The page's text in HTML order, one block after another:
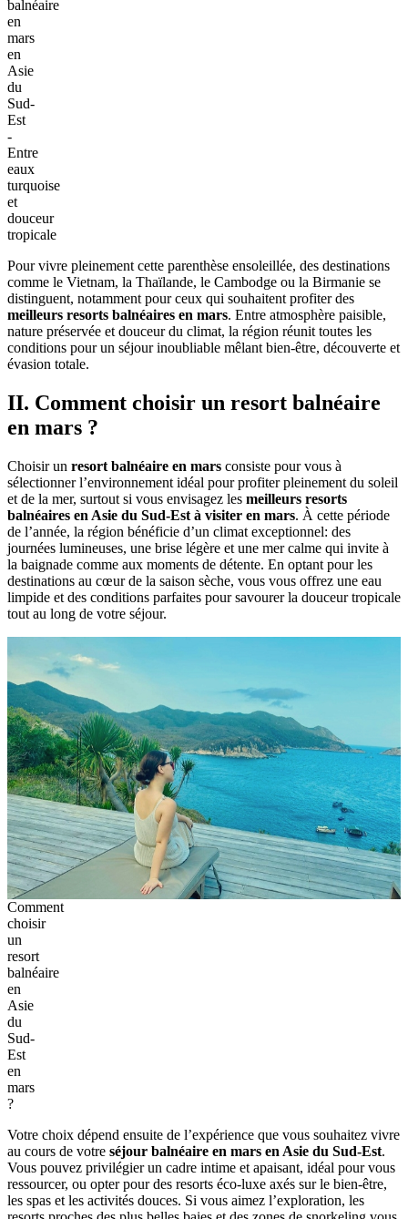
balnéaire
en
mars
en
Asie
du
Sud-
Est
-
Entre
eaux
turquoise
et
douceur
tropicale
Pour vivre pleinement cette parenthèse ensoleillée, des destinations
comme le Vietnam, la Thaïlande, le Cambodge ou la Birmanie se
distinguent, notamment pour ceux qui souhaitent profiter des
meilleurs resorts balnéaires en mars. Entre atmosphère paisible,‎
nature préservée et douceur du climat, la région réunit toutes les
conditions pour un séjour inoubliable mêlant bien-être, découverte et
évasion totale.
II. Comment choisir un resort balnéaire
en mars ?
Choisir un resort balnéaire en mars consiste pour vous à
sélectionner l’environnement idéal pour profiter pleinement du soleil
et de la mer, surtout si vous envisagez les meilleurs resorts
balnéaires en Asie du Sud-Est à visiter en mars. À cette période
de l’année,‎‎ la région bénéficie d’un climat exceptionnel: des
journées lumineuses, une brise légère et une mer calme qui invite à
la baignade comme aux moments de détente. En optant pour les
destinations au cœur de la saison sèche, vous vous offrez une eau
limpide et des conditions parfaites pour savourer la douceur tropicale
tout au long de votre séjour.
Comment
choisir
un
resort
balnéaire
en
Asie
du
Sud-
Est
en
mars
?
Votre choix dépend ensuite de l’expérience que vous souhaitez vivre
au cours de votre séjour balnéaire en mars en Asie du Sud-Est.
Vous pouvez privilégier un cadre intime et apaisant, idéal pour vous
ressourcer, ou opter pour des resorts éco-luxe axés sur le bien-être,
les spas et les activités douces. Si vous aimez l’exploration, les